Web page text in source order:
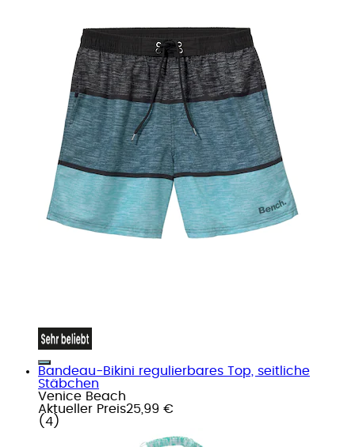
Bandeau-Bikini regulierbares Top, seitliche
Stäbchen
Venice Beach
Aktueller Preis25,99 €
( 4 )